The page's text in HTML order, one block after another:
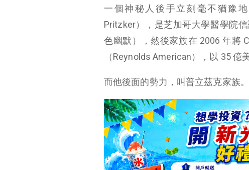
一個神秘人後手立刻毫不猶豫
Pritzker），是芝加哥大學醫學院
色幽默），然後家族在 2006 年將
（Reynolds American），以 35 億
而他後面的勢力，叫普立茲克家族。